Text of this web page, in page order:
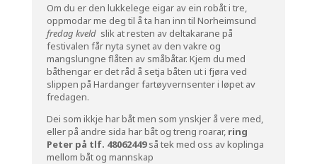
Om du er den lukkelege eigar av ein robåt i tre,
oppmodar me deg til å ta han inn til Norheimsund
fredag kveldslik at resten av deltakarane på
festivalen får nyta synet av den vakre og
mangslungne flåten av småbåtar. Kjem du med
båthengar er det råd å setja båten ut i fjøra ved
slippen på Hardanger fartøyvernsenter i løpet av
fredagen.
Dei som ikkje har båt men som ynskjer å vere med,
eller på andre sida har båt og treng roarar, ring
Peter på tlf. 48062449så tek med oss av koplinga
mellom båt og mannskap